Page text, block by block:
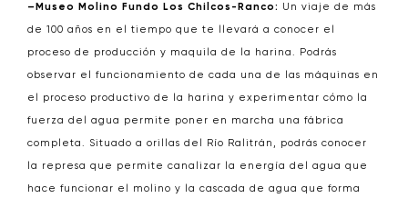
–Museo Molino Fundo Los Chilcos-Ranco: Un viaje de más
de 100 años en el tiempo que te llevará a conocer el
proceso de producción y maquila de la harina. Podrás
observar el funcionamiento de cada una de las máquinas en
el proceso productivo de la harina y experimentar cómo la
fuerza del agua permite poner en marcha una fábrica
completa. Situado a orillas del Río Ralitrán, podrás conocer
la represa que permite canalizar la energía del agua que
hace funcionar el molino y la cascada de agua que forma